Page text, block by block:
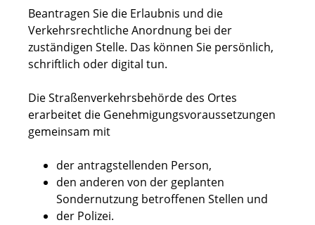
Beantragen Sie die Erlaubnis und die
Verkehrsrechtliche Anordnung bei der
zuständigen Stelle. Das können Sie persönlich,
schriftlich oder digital tun.
Die Straßenverkehrsbehörde des Ortes
erarbeitet die Genehmigungsvoraussetzungen
gemeinsam mit
der antragstellenden Person,
den anderen von der geplanten
Sondernutzung betroffenen Stellen und
der Polizei.